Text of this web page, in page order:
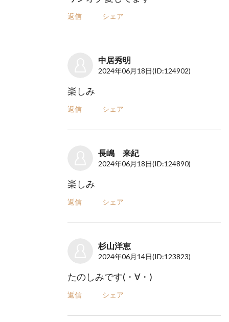
返信 シェア
中居秀明
2024年06月18日(ID:124902)
楽しみ
返信 シェア
長嶋 来紀
2024年06月18日(ID:124890)
楽しみ
返信 シェア
杉山洋恵
2024年06月14日(ID:123823)
たのしみです(・∀・)
返信 シェア